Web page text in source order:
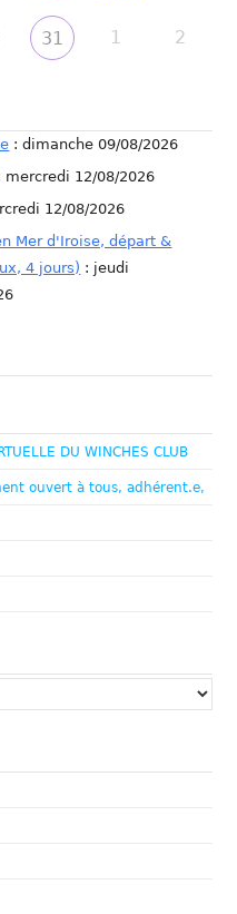
31 1 2
: dimanche 09/08/2026
mercredi 12/08/2026
12/08/2026
Mer d'Iroise, départ &
4 jours) : jeudi
DU WINCHES CLUB
ouvert à tous, adhérent.e,